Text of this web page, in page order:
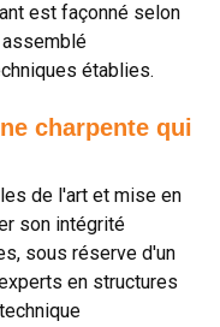
est façonné selon
établies.
charpente qui
de l'art et mise en
son intégrité
sous réserve d'un
en structures